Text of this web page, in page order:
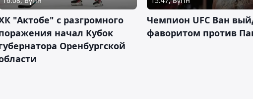
"Актобе" с разгромного
начал Кубок
Оренбургской
Чемпион UFC Ван
фаворитом против